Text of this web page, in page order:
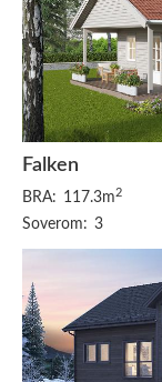
Falken
BRA: 117.3m 2
Soverom: 3